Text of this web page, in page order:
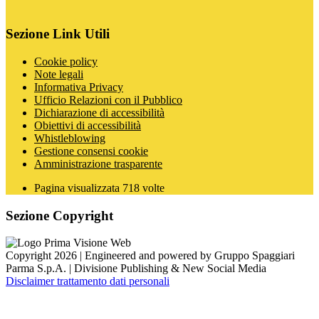
Sezione Link Utili
Cookie policy
Note legali
Informativa Privacy
Ufficio Relazioni con il Pubblico
Dichiarazione di accessibilità
Obiettivi di accessibilità
Whistleblowing
Gestione consensi cookie
Amministrazione trasparente
Pagina visualizzata 718 volte
Sezione Copyright
Copyright 2026 | Engineered and powered by Gruppo Spaggiari
Parma S.p.A. | Divisione Publishing & New Social Media
Disclaimer trattamento dati personali